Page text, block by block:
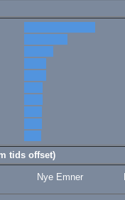
tids offset)
Nye Emner